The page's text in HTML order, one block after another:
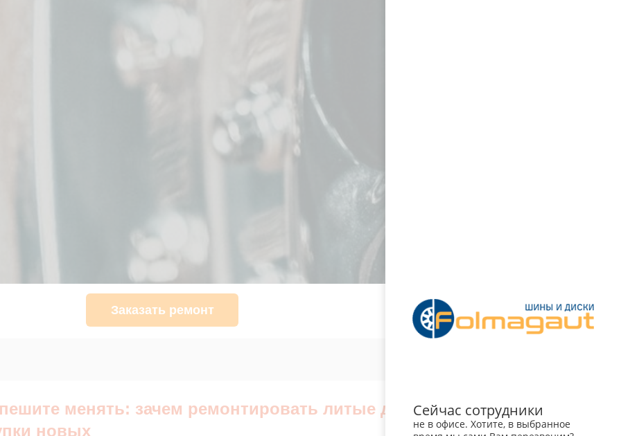
Заказать ремонт
менять: зачем ремонтировать литые диски вместо
новых
Сейчас сотрудники
не в офисе. Хотите, в выбранное